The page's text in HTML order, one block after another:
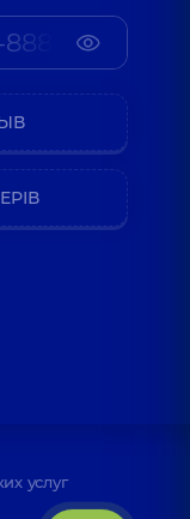
услуг